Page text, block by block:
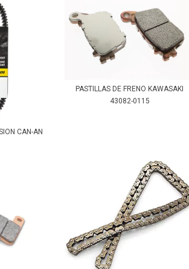
CAN-AN
PASTILLAS DE FRENO KAWASAKI
43082-0115